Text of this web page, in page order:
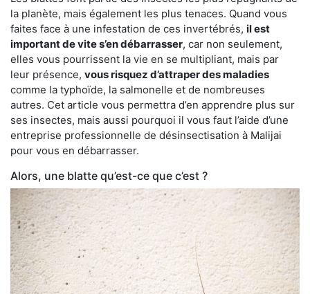
la planète, mais également les plus tenaces. Quand vous
faites face à une infestation de ces invertébrés, il est
important de vite s’en débarrasser, car non seulement,
elles vous pourrissent la vie en se multipliant, mais par
leur présence, vous risquez d’attraper des maladies
comme la typhoïde, la salmonelle et de nombreuses
autres. Cet article vous permettra d’en apprendre plus sur
ses insectes, mais aussi pourquoi il vous faut l’aide d’une
entreprise professionnelle de désinsectisation à Malijai
pour vous en débarrasser.
Alors, une blatte qu’est-ce que c’est ?